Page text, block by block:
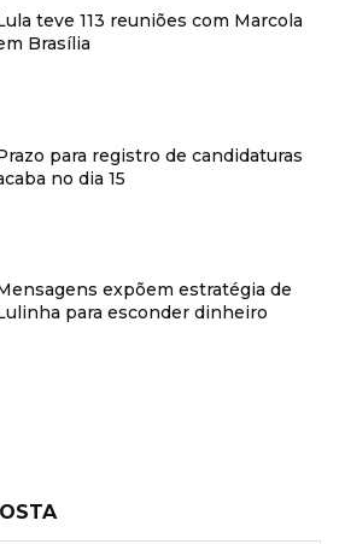
teve 113 reuniões com Marcola
Brasília
para registro de candidaturas
no dia 15
expõem estratégia de
para esconder dinheiro